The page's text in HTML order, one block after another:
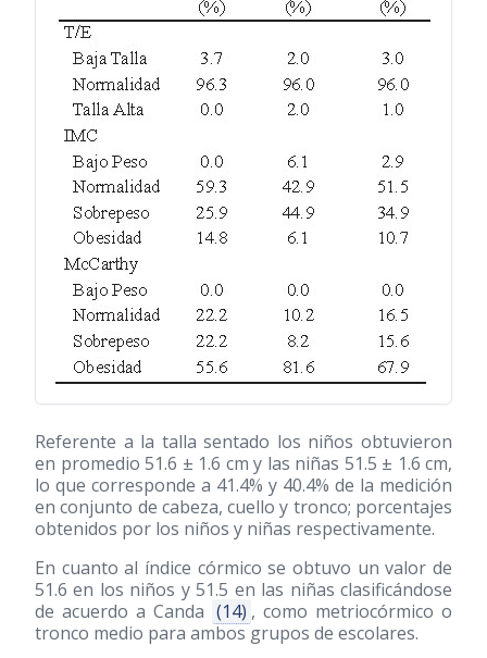
Referente a la talla sentado los niños obtuvieron
en promedio 51.6 ± 1.6 cm y las niñas 51.5 ± 1.6 cm,
lo que corresponde a 41.4% y 40.4% de la medición
en conjunto de cabeza, cuello y tronco; porcentajes
obtenidos por los niños y niñas respectivamente.
En cuanto al índice córmico se obtuvo un valor de
51.6 en los niños y 51.5 en las niñas clasificándose
de acuerdo a Canda (14) , como metriocórmico o
tronco medio para ambos grupos de escolares.